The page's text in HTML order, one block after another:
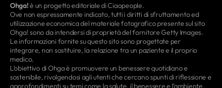
Ohga!è un progetto editoriale di Ciaopeople.
Ove non espressamente indicato, tutti i diritti di sfruttamento ed
utilizzazione economica del materiale fotografico presente sul sito
Ohga! sono da intendersi di proprietà del fornitore Getty Images.
Le informazioni fornite su questo sito sono progettate per
integrare, non sostituire, la relazione tra un paziente e il proprio
medico.
L’obiettivo di Ohga è promuovere un benessere quotidiano e
sostenibile, rivolgendosi agli utenti che cercano spunti di riflessione e
approfondimenti su temi come la salute, il benessere e l’ambiente.